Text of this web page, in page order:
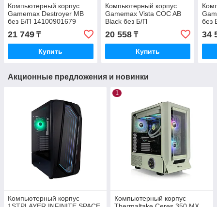
Компьютерный корпус
Gamemax Destroyer MB
без Б/П 14100901679
21 749 ₸
Купить
Компьютерный корпус
Gamemax Vista COC AB
Black без Б/П
12380600001
20 558₸
Купить
без
34
Акционные предложения и новинки
Компьютерный корпус
1
Компьютерный корпус